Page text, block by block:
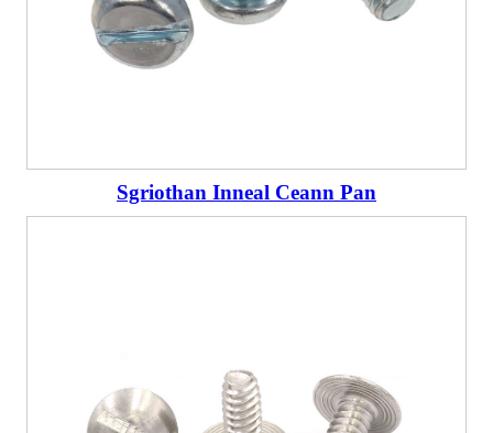
Sgriothan Inneal Ceann Pan